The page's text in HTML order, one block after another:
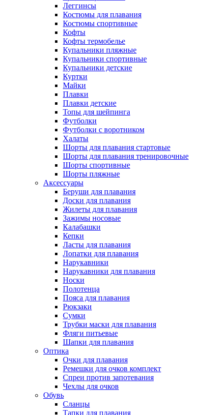
Леггинсы
Костюмы для плавания
Костюмы спортивные
Кофты
Кофты термобелье
Купальники пляжные
Купальники спортивные
Купальники детские
Куртки
Майки
Плавки
Плавки детские
Топы для шейпинга
Футболки
Футболки с воротником
Халаты
Шорты для плавания стартовые
Шорты для плавания тренировочные
Шорты спортивные
Шорты пляжные
Аксессуары
Беруши для плавания
Доски для плавания
Жилеты для плавания
Зажимы носовые
Калабашки
Кепки
Ласты для плавания
Лопатки для плавания
Нарукавники
Нарукавники для плавания
Носки
Полотенца
Пояса для плавания
Рюкзаки
Сумки
Трубки маски для плавания
Фляги питьевые
Шапки для плавания
Оптика
Очки для плавания
Ремешки для очков комплект
Спреи против запотевания
Чехлы для очков
Обувь
Сланцы
Тапки для плавания